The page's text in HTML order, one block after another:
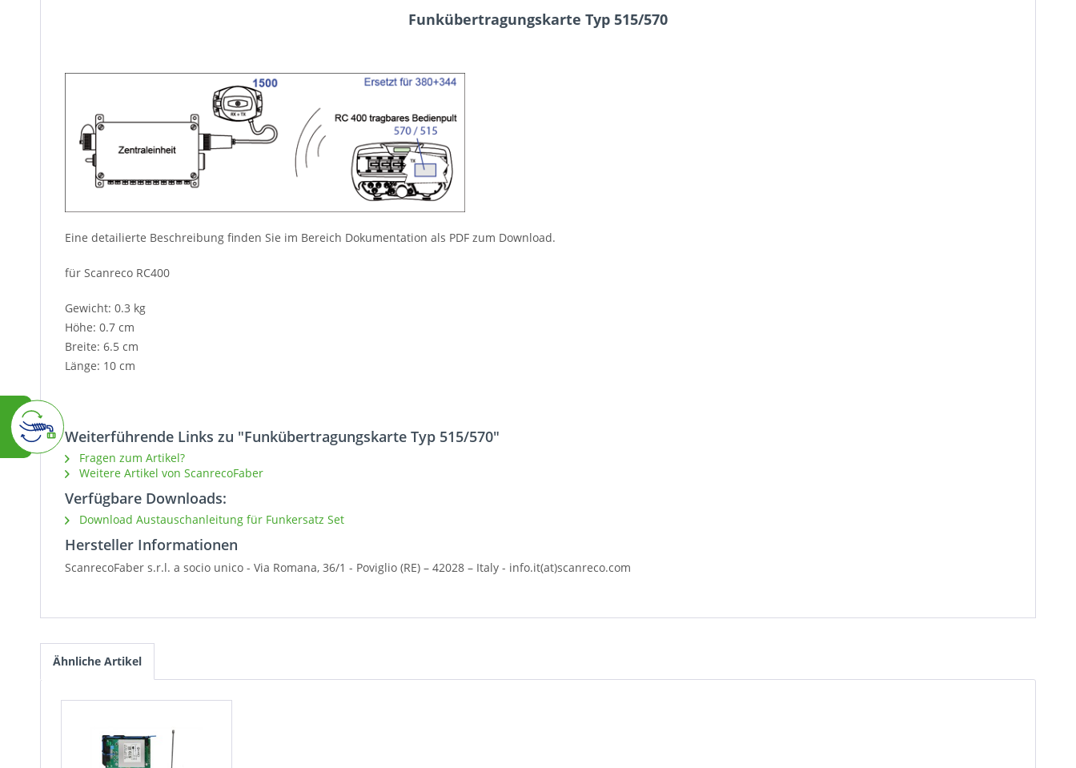
Funkübertragungskarte Typ 515/570
Eine detailierte Beschreibung finden Sie im Bereich Dokumentation als PDF zum Download.
für Scanreco RC400
Gewicht: 0.3 kg
Höhe: 0.7 cm
Breite: 6.5 cm
Länge: 10 cm
Weiterführende Links zu "Funkübertragungskarte Typ 515/570"
Fragen zum Artikel?
Weitere Artikel von ScanrecoFaber
Verfügbare Downloads:
Download Austauschanleitung für Funkersatz Set
Hersteller Informationen
ScanrecoFaber s.r.l. a socio unico - Via Romana, 36/1 - Poviglio (RE) – 42028 – Italy - info.it(at)scanreco.com
Ähnliche Artikel